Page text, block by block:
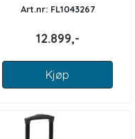
Art.nr: FL1043267
12.899,-
Kjøp